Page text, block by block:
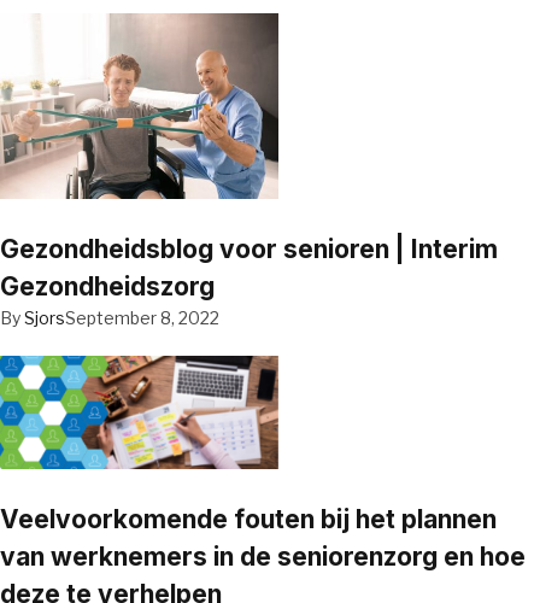
Gezondheidsblog voor senioren | Interim
Gezondheidszorg
BySjorsSeptember 8, 2022
Veelvoorkomende fouten bij het plannen
van werknemers in de seniorenzorg en hoe
deze te verhelpen